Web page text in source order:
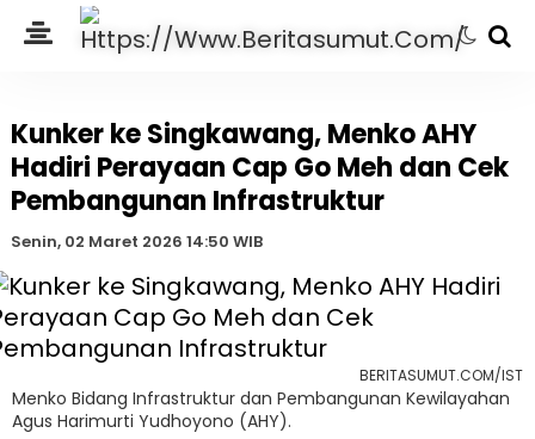
Kunker ke Singkawang, Menko AHY
Hadiri Perayaan Cap Go Meh dan Cek
Pembangunan Infrastruktur
Senin, 02 Maret 2026 14:50 WIB
BERITASUMUT.COM/IST
Menko Bidang Infrastruktur dan Pembangunan Kewilayahan
Agus Harimurti Yudhoyono (AHY).